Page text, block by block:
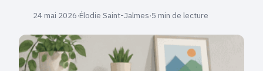
24 mai 2026·Élodie Saint-Jalmes·5 min de lecture